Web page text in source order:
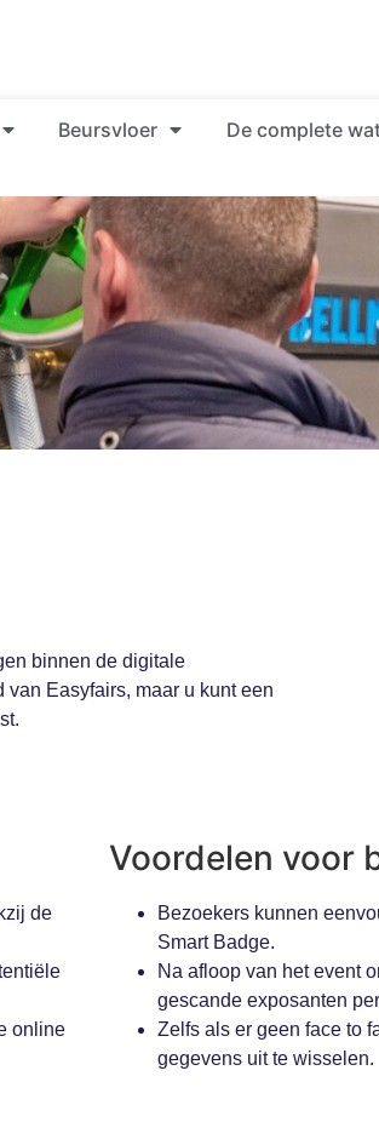
Beursvloer De complete
binnen de digitale
Easyfairs, maar u kunt een
de
online
Voordelen voor
Bezoekers kunnen
Smart Badge.
Na afloop van het event
gescande exposanten
Zelfs als er geen face to
gegevens uit te wisselen.